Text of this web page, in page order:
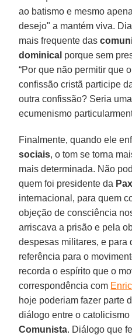
ao batismo e mesmo
desejo" a mantém viva.
mais frequente das
dominical porque sem
“Por que não permitir que
confissão cristã participe
outra confissão? Seria
ecumenismo
Finalmente, quando ele
sociais, o tom se torna
mais determinada. Não
quem foi presidente da
internacional, para quem
objeção de consciência
arriscava a prisão e pela
despesas militares, e para
referência para o
recorda o espírito que o
correspondência com
hoje poderiam fazer parte
diálogo entre o
Comunista. Diálogo que